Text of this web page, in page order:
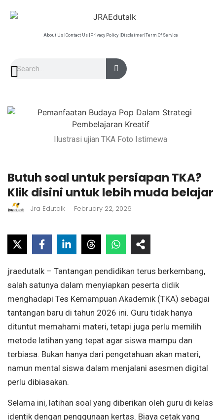
About Us | Contact Us | Privacy Policy | Disclaimer| Term Of Service
Ilustrasi ujian TKA Foto Istimewa
Butuh soal untuk persiapan TKA?
Klik disini untuk lebih muda belajar
Jra Edutalk February 22, 2026
jraedutalk – Tantangan pendidikan terus berkembang,
salah satunya dalam menyiapkan peserta didik
menghadapi Tes Kemampuan Akademik (TKA) sebagai
tantangan baru di tahun 2026 ini. Guru tidak hanya
dituntut memahami materi, tetapi juga perlu memilih
metode latihan yang tepat agar siswa mampu dan
terbiasa. Bukan hanya dari pengetahuan akan materi,
namun mental siswa dalam menjalani asesmen digital
perlu dibiasakan.
Selama ini, latihan soal yang diberikan oleh guru di kelas
identik dengan penggunaan kertas. Biaya cetak yang